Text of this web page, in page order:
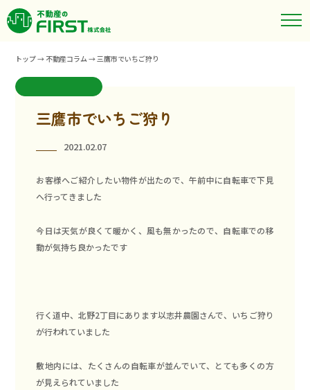
トップ→ 不動産コラム→三鷹市でいちご狩り
三鷹市でいちご狩り
2021.02.07
お客様へご紹介したい物件が出たので、午前中に自転車で下見
へ行ってきました
今日は天気が良くて暖かく、風も無かったので、自転車での移
動が気持ち良かったです
行く道中、北野2丁目にあります以志井農園さんで、いちご狩り
が行われていました
敷地内には、たくさんの自転車が並んでいて、とても多くの方
が見えられていました